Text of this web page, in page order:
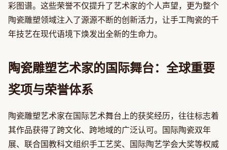
彩图谱。这些荣誉不仅提升了艺术家的个人声望，更为整个
陶瓷雕塑领域注入了源源不断的创新活力，让手工陶瓷的千
年技艺在现代语境下焕发出全新的生命力。
陶瓷雕塑艺术家的国际舞台：全球重要
奖项与荣誉体系
陶瓷雕塑艺术家在国际艺术舞台上的获奖经历，往往标志着
其作品获得了跨文化、跨地域的广泛认可。国际陶瓷双年
展、联合国教科文组织手工艺奖、国际陶艺学会大奖等权威